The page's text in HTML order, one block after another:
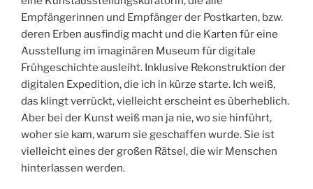
Empfängerinnen und Empfänger der Postkarten, bzw.
deren Erben ausfindig macht und die Karten für eine
Ausstellung im imaginären Museum für digitale
Frühgeschichte ausleiht. Inklusive Rekonstruktion der
digitalen Expedition, die ich in kürze starte. Ich weiß,
das klingt verrückt, vielleicht erscheint es überheblich.
Aber bei der Kunst weiß man ja nie, wo sie hinführt,
woher sie kam, warum sie geschaffen wurde. Sie ist
vielleicht eines der großen Rätsel, die wir Menschen
hinterlassen werden.